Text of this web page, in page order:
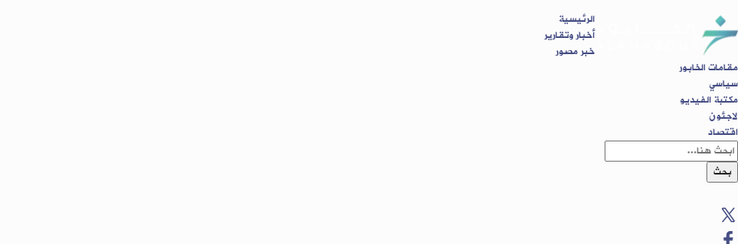
الرئيسية
أخبار وتقارير
خبر مصور
مقامات الخابور
سياسي
مكتبة الفيديو
لاجئون
اقتصاد
بحث